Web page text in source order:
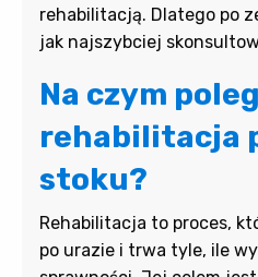
rehabilitacją. Dlatego po
jak najszybciej
Na czym
rehabilitacja
stoku?
Rehabilitacja to proces,
po urazie i trwa tyle, ile